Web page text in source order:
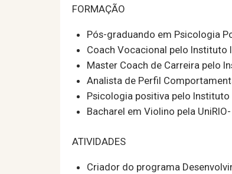
​FORMAÇÃO
Pós-graduando em Psicologia
Coach Vocacional pelo Instituto
Master Coach de Carreira pelo
Analista de Perfil
Psicologia positiva pelo Instituto
Bacharel em Violino pela
​ATIVIDADES
Criador do programa